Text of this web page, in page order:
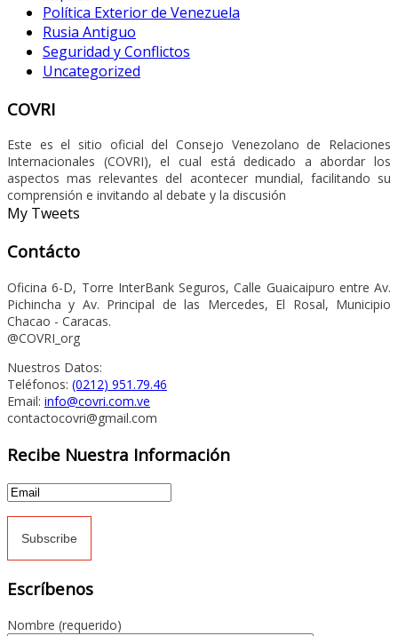
Política Exterior de Venezuela
Rusia Antiguo
Seguridad y Conflictos
Uncategorized
COVRI
Este es el sitio oficial del Consejo Venezolano de Relaciones
Internacionales (COVRI), el cual está dedicado a abordar los
aspectos mas relevantes del acontecer mundial, facilitando su
comprensión e invitando al debate y la discusión
My Tweets
Contácto
Oficina 6-D, Torre InterBank Seguros, Calle Guaicaipuro entre Av.
Pichincha y Av. Principal de las Mercedes, El Rosal, Municipio
Chacao - Caracas.
@COVRI_org
Nuestros Datos:
Teléfonos: (0212) 951.79.46
Email: info@covri.com.ve
contactocovri@gmail.com
Recibe Nuestra Información
Escríbenos
Nombre (requerido)